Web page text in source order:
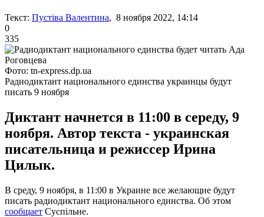
Текст: Пустіва Валентина, 8 ноября 2022, 14:14
0
335
Фото: tn-express.dp.ua
Радиодиктант национального единства украинцы будут
писать 9 ноября
Диктант начнется в 11:00 в середу, 9
ноября. Автор текста - украинская
писательница и режиссер Ирина
Цилык.
В среду, 9 ноября, в 11:00 в Украине все желающие будут
писать радиодиктант национального единства. Об этом
сообщает Суспільне.